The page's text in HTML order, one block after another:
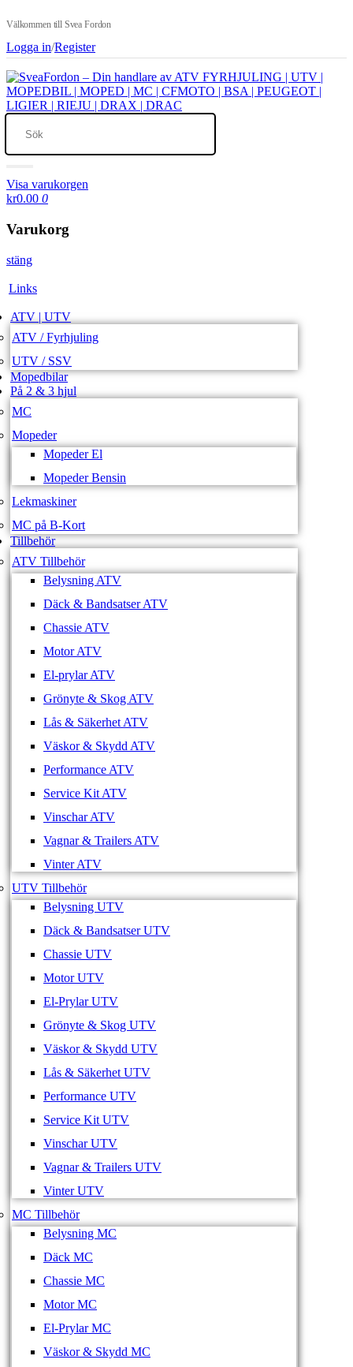
Välkommen till Svea Fordon
Logga in/Register
Visa varukorgen
kr0.00 0
Varukorg
stäng
Links
ATV | UTV
ATV / Fyrhjuling
UTV / SSV
Mopedbilar
På 2 & 3 hjul
MC
Mopeder
Mopeder El
Mopeder Bensin
Lekmaskiner
MC på B-Kort
Tillbehör
ATV Tillbehör
Belysning ATV
Däck & Bandsatser ATV
Chassie ATV
Motor ATV
El-prylar ATV
Grönyte & Skog ATV
Lås & Säkerhet ATV
Väskor & Skydd ATV
Performance ATV
Service Kit ATV
Vinschar ATV
Vagnar & Trailers ATV
Vinter ATV
UTV Tillbehör
Belysning UTV
Däck & Bandsatser UTV
Chassie UTV
Motor UTV
El-Prylar UTV
Grönyte & Skog UTV
Väskor & Skydd UTV
Lås & Säkerhet UTV
Performance UTV
Service Kit UTV
Vinschar UTV
Vagnar & Trailers UTV
Vinter UTV
MC Tillbehör
Belysning MC
Däck MC
Chassie MC
Motor MC
El-Prylar MC
Väskor & Skydd MC